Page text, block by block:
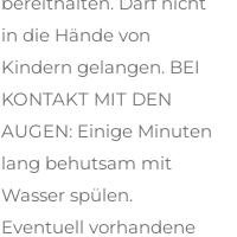
in die Hände von
Kindern gelangen. BEI
KONTAKT MIT DEN
AUGEN: Einige Minuten
lang behutsam mit
Wasser spülen.
Eventuell vorhandene